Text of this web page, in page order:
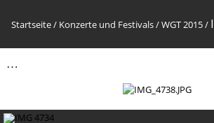
Startseite/ Konzerte und Festivals/WGT 2015/